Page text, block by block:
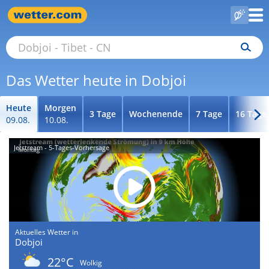
Das Wetter heute in Dobjoi
Heute
09.08.
Morgen
10.08.
3 Tage Wochenende 7 Tage 16 Tage
Jetstream - 5-Tages-Vorhersage
Aktuelles Wetter in
Dobjoi
22°C
Wolkig